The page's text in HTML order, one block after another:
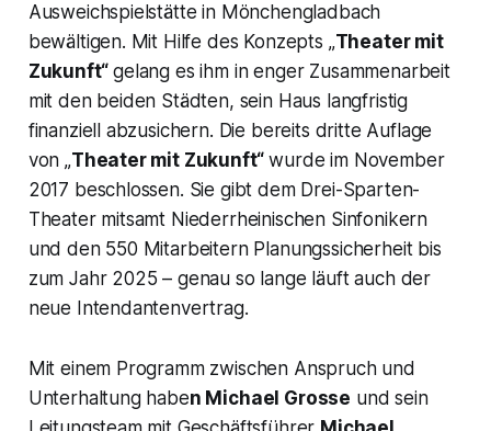
Ausweichspielstätte in Mönchengladbach
bewältigen. Mit Hilfe des Konzepts „Theater mit
Zukunft“gelang es ihm in enger Zusammenarbeit
mit den beiden Städten, sein Haus langfristig
finanziell abzusichern. Die bereits dritte Auflage
von „Theater mit Zukunft“wurde im November
2017 beschlossen. Sie gibt dem Drei-Sparten-
Theater mitsamt Niederrheinischen Sinfonikern
und den 550 Mitarbeitern Planungssicherheit bis
zum Jahr 2025 – genau so lange läuft auch der
neue Intendantenvertrag.
Mit einem Programm zwischen Anspruch und
Unterhaltung haben Michael Grosse und sein